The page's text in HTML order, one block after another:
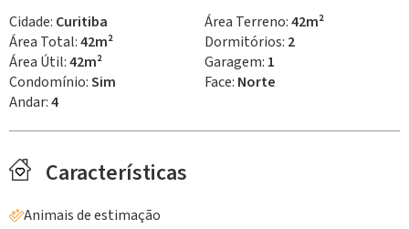
Cidade: Curitiba Área Terreno:42m²
Área Total:42m² Dormitórios: 2
Área Útil:42m² Garagem: 1
Condomínio:Sim Face: Norte
Andar:4
Características
Animais de estimação